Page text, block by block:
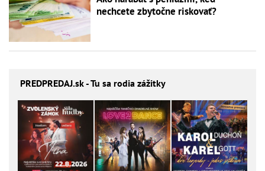
nechcete zbytočne riskovať?
PREDPREDAJ.sk - Tu sa rodia zážitky